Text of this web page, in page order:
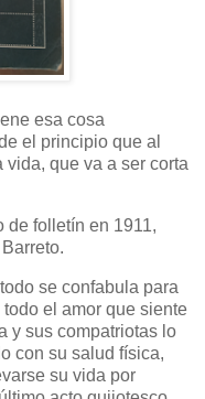
esa cosa
el principio que al
que va a ser corta
de folletín en 1911,
se confabula para
el amor que siente
y sus compatriotas lo
con su salud física,
su vida por